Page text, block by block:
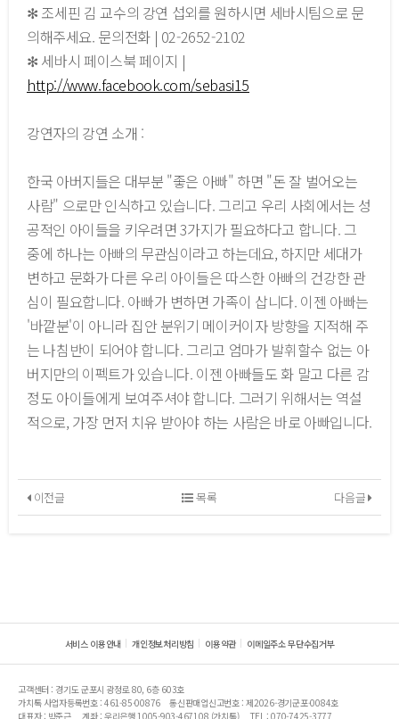
✻ 조세핀 김 교수의 강연 섭외를 원하시면 세바시팀으로 문
의해주세요. 문의전화 | 02-2652-2102
✻ 세바시 페이스북 페이지 |
http://www.facebook.com/sebasi15
강연자의 강연 소개 :
한국 아버지들은 대부분 "좋은 아빠" 하면 "돈 잘 벌어오는
사람" 으로만 인식하고 있습니다. 그리고 우리 사회에서는 성
공적인 아이들을 키우려면 3가지가 필요하다고 합니다. 그
중에 하나는 아빠의 무관심이라고 하는데요, 하지만 세대가
변하고 문화가 다른 우리 아이들은 따스한 아빠의 건강한 관
심이 필요합니다. 아빠가 변하면 가족이 삽니다. 이젠 아빠는
'바깥분'이 아니라 집안 분위기 메이커이자 방향을 지적해 주
는 나침반이 되어야 합니다. 그리고 엄마가 발휘할수 없는 아
버지만의 이펙트가 있습니다. 이젠 아빠들도 화 말고 다른 감
정도 아이들에게 보여주셔야 합니다. 그러기 위해서는 역설
적으로, 가장 먼저 치유 받아야 하는 사람은 바로 아빠입니다.
이전글 다음글
목록
서비스 이용안내 개인정보처리방침 이용약관 이메일주소 무단수집거부
고객센터 : 경기도 군포시 광정로 80, 6층 603호
가치톡 사업자등록번호 : 461-85-00876
통신판매업신고번호 : 제2026-경기군포-0084호
대표자 : 박준근
계좌 : 우리은행 1005-903-467108 (가치톡) TEL : 070-7425-3777